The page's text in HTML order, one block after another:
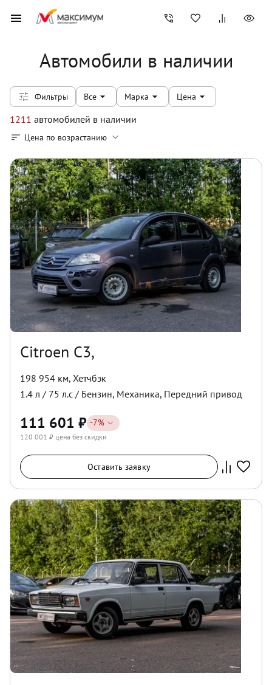
Автомобили в наличии
Фильтры Все Марка Цена
1211 автомобилей в наличии
Цена по возрастанию
Citroen C3,
198 954 км, Хетчбэк
1.4 л / 75 л.с / Бензин, Механика, Передний привод
111 601 ₽ -7%
120 001 ₽ цена без скидки
Оставить заявку